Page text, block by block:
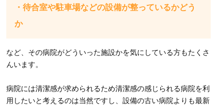
・待合室や駐車場などの設備が整っているかどう
か
など、その病院がどういった施設かを気にしている方もたくさ
んいます。
病院には清潔感が求められるため清潔感の感じられる病院を利
用したいと考えるのは当然ですし、設備の古い病院よりも最新